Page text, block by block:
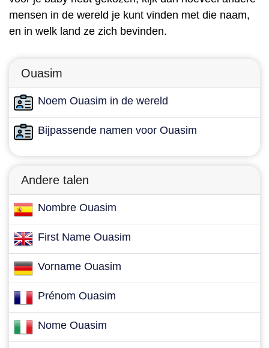
mensen in de wereld je kunt vinden met die naam,
en in welk land ze zich bevinden.
Ouasim
Noem Ouasim in de wereld
Bijpassende namen voor Ouasim
Andere talen
Nombre Ouasim
First Name Ouasim
Vorname Ouasim
Prénom Ouasim
Nome Ouasim